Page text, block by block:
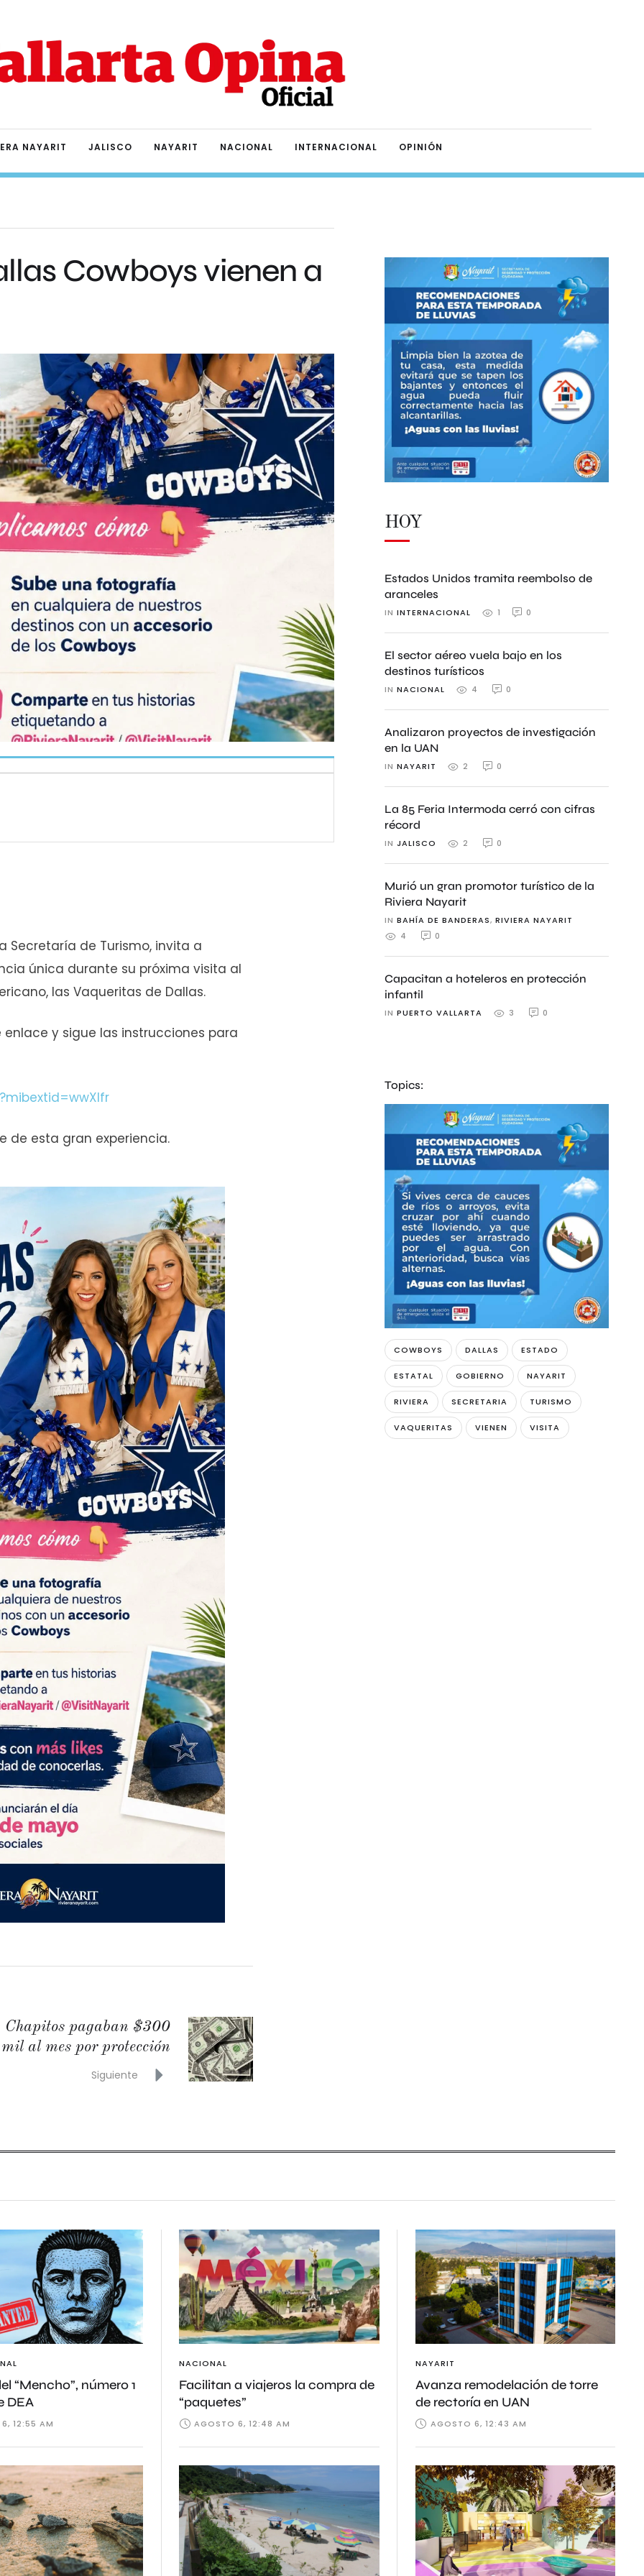
NAYARIT JALISCO NAYARIT NACIONAL INTERNACIONAL OPINIÓN
Cowboys vienen a
Secretaría de Turismo, invita a
única durante su próxima visita al
las Vaqueritas de Dallas.
y sigue las instrucciones para
de esta gran experiencia.
Chapitos pagaban $300
mil al mes por protección
Siguiente
HOY
Estados Unidos tramita reembolso de
aranceles
IN INTERNACIONAL 1 0
El sector aéreo vuela bajo en los
destinos turísticos
IN NACIONAL 4 0
Analizaron proyectos de investigación
en la UAN
IN NAYARIT 2 0
La 85 Feria Intermoda cerró con cifras
récord
IN JALISCO 2 0
Murió un gran promotor turístico de la
Riviera Nayarit
IN BAHÍA DE BANDERAS, RIVIERA NAYARIT
4
0
Capacitan a hoteleros en protección
infantil
IN PUERTO VALLARTA 3 0
Topics:
COWBOYS DALLAS ESTADO
ESTATAL GOBIERNO NAYARIT
RIVIERA SECRETARIA TURISMO
VAQUERITAS VIENEN VISITA
“Mencho”, número 1
DEA
12:55 AM
NACIONAL
Facilitan a viajeros la compra de
“paquetes”
AGOSTO 6, 12:48 AM
NAYARIT
Avanza remodelación de torre
de rectoría en UAN
AGOSTO 6, 12:43 AM